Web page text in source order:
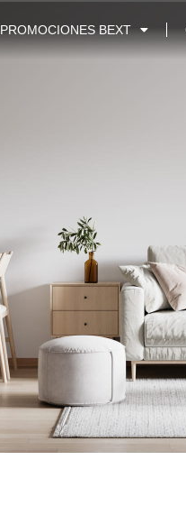
PROMOCIONES BEXT